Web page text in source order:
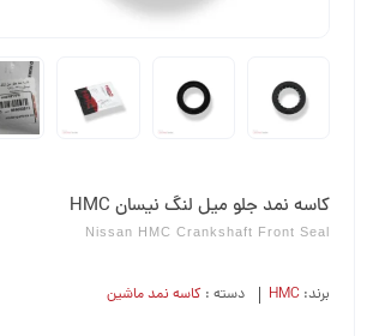
کاسه نمد جلو میل لنگ نیسان HMC
Nissan HMC Crankshaft Front Seal
برند: HMC دسته : کاسه نمد ماشین